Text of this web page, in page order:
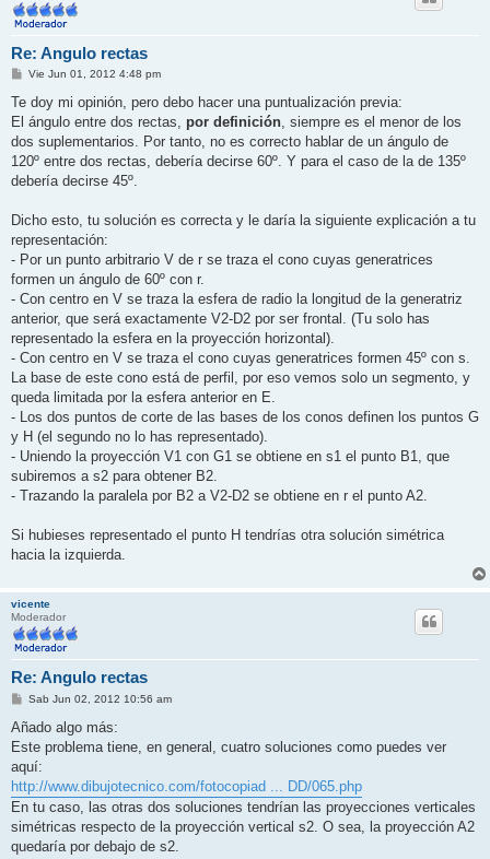
Re: Angulo rectas
M
n
a
j
Vie Jun 01, 2012 4:48 pm
Te doy mi opinión, pero debo hacer una puntualización previa:
El ángulo entre dos rectas, por definición, siempre es el menor de los
dos suplementarios. Por tanto, no es correcto hablar de un ángulo de
120º entre dos rectas, debería decirse 60º. Y para el caso de la de 135º
debería decirse 45º.
Dicho esto, tu solución es correcta y le daría la siguiente explicación a tu
representación:
- Por un punto arbitrario V de r se traza el cono cuyas generatrices
formen un ángulo de 60º con r.
- Con centro en V se traza la esfera de radio la longitud de la generatriz
anterior, que será exactamente V2-D2 por ser frontal. (Tu solo has
representado la esfera en la proyección horizontal).
- Con centro en V se traza el cono cuyas generatrices formen 45º con s.
La base de este cono está de perfil, por eso vemos solo un segmento, y
queda limitada por la esfera anterior en E.
- Los dos puntos de corte de las bases de los conos definen los puntos G
y H (el segundo no lo has representado).
- Uniendo la proyección V1 con G1 se obtiene en s1 el punto B1, que
subiremos a s2 para obtener B2.
- Trazando la paralela por B2 a V2-D2 se obtiene en r el punto A2.
Si hubieses representado el punto H tendrías otra solución simétrica
hacia la izquierda.
vicente
Moderador
Re: Angulo rectas
M
n
a
j
e
Sab Jun 02, 2012 10:56 am
Añado algo más:
Este problema tiene, en general, cuatro soluciones como puedes ver
aquí:
http://www.dibujotecnico.com/fotocopiad ... DD/065.php
En tu caso, las otras dos soluciones tendrían las proyecciones verticales
simétricas respecto de la proyección vertical s2. O sea, la proyección A2
quedaría por debajo de s2.